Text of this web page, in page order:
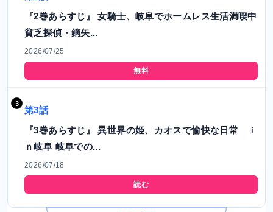
『2巻あらすじ』 女騎士、岐阜でホームレス生活満喫中
貧乏探偵・鏑矢...
2026/07/25
無料
第3話
『3巻あらすじ』 異世界の姫、カオスで愉快な日常 ｉ
ｎ岐阜 岐阜での...
2026/07/18
読む